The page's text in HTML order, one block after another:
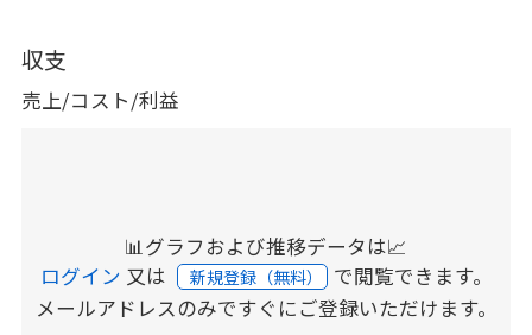
収支
売上/コスト/利益
📊グラフおよび推移データは📈
ログイン 又は 新規登録（無料） で閲覧できます。
メールアドレスのみですぐにご登録いただけます。